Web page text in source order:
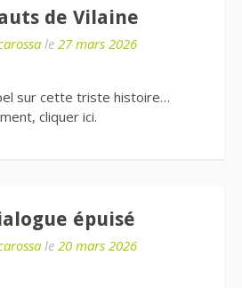
de Vilaine
le 27 mars 2026
sur cette triste histoire…
cliquer ici.
épuisé
le 20 mars 2026